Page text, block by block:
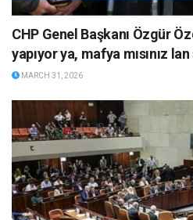
CHP Genel Başkanı Özgür
yapıyor ya, mafya mısınız
MARCH 31, 2026